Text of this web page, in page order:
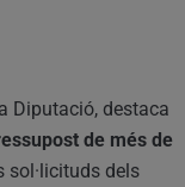
Diputació, destaca
de més de
sol·licituds dels